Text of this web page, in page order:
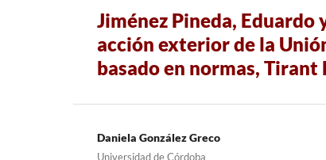
Jiménez Pineda, Eduardo
acción exterior de la
basado en normas, Tirant
Daniela González Greco
Universidad de Córdoba